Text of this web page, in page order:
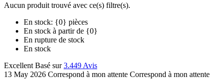
Aucun produit trouvé avec ce(s) filtre(s).
En stock: {0} pièces
En stock à partir de {0}
En rupture de stock
En stock
Excellent Basé sur3.449 Avis
13 May 2026 Correspond à mon attente Correspond à mon attente